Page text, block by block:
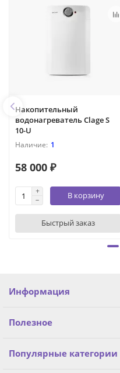
Накопительный
водонагреватель Clage S
10-U
1
58 000 ₽
В корзину
Быстрый заказ
Информация
Полезное
Популярные категории